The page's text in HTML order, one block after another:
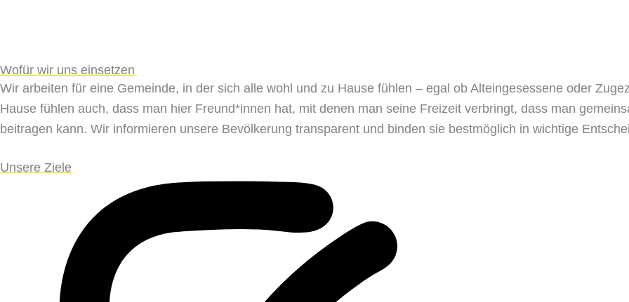
Wofür wir uns einsetzen
Wir arbeiten für eine Gemeinde, in der sich alle wohl und zu Hause fühlen – egal ob Alteingesessene oder
Hause fühlen auch, dass man hier Freund*innen hat, mit denen man seine Freizeit verbringt, dass man
beitragen kann. Wir informieren unsere Bevölkerung transparent und binden sie bestmöglich in wichtige
Unsere Ziele